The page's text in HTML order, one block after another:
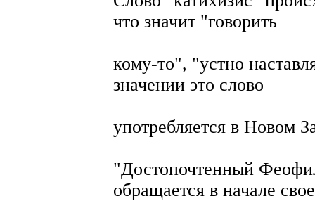
что значит "говорить
кому-то", "устно
значении это слово
употребляется в Новом
"Достопочтенный
обращается в начале